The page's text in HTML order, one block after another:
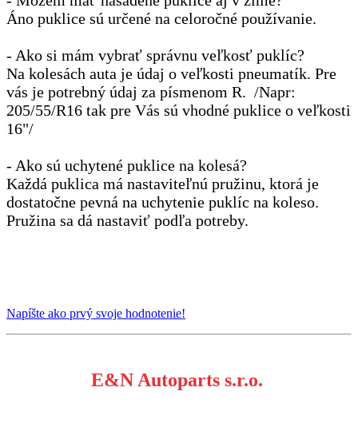
Áno puklice sú určené na celoročné používanie.
- Ako si mám vybrať správnu veľkosť puklíc?
Na kolesách auta je údaj o veľkosti pneumatík. Pre
vás je potrebný údaj za písmenom R. /Napr:
205/55/R16 tak pre Vás sú vhodné puklice o veľkosti
16"/
- Ako sú uchytené puklice na kolesá?
Každá puklica má nastaviteľnú pružinu, ktorá je
dostatočne pevná na uchytenie puklíc na koleso.
Pružina sa dá nastaviť podľa potreby.
Napíšte ako prvý svoje hodnotenie!
E&N Autoparts s.r.o.